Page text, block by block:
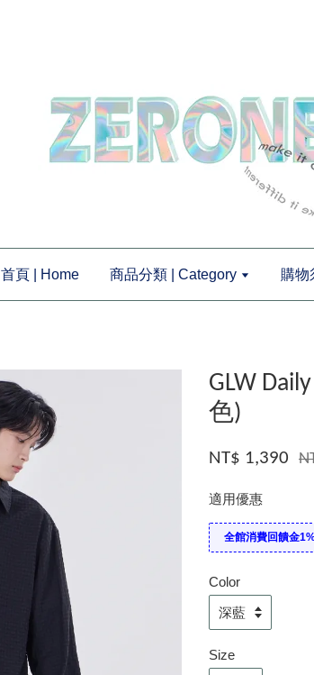
首頁 | Home 商品分類 | Category 購物
GLW
色)
NT$ 1,390
適用優惠
全館消費回饋金
Color
Size